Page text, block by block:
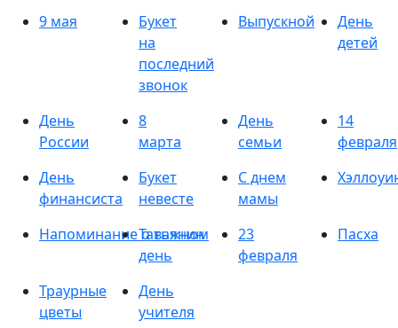
9 мая
Букет
на
последний
звонок
Выпускной
День
детей
День
России
8
марта
День
семьи
14
февраля
День
финансиста
Букет
невесте
С днем
мамы
Напоминание о важном
Татьянин
день
23
февраля
Пасха
Траурные
цветы
День
учителя